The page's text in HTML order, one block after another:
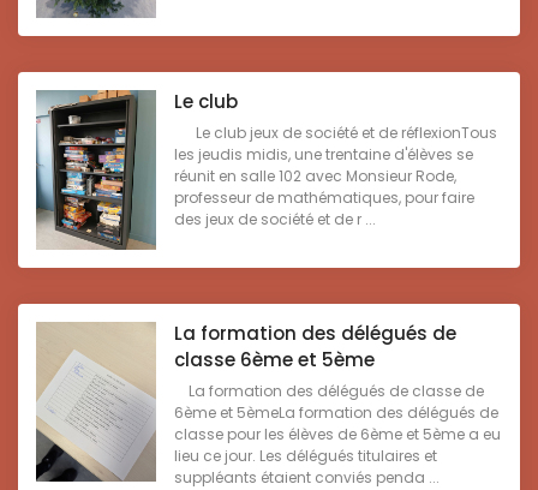
Le club
Le club jeux de société et de réflexionTous
les jeudis midis, une trentaine d'élèves se
réunit en salle 102 avec Monsieur Rode,
professeur de mathématiques, pour faire
des jeux de société et de r ...
La formation des délégués de
classe 6ème et 5ème
La formation des délégués de classe de
6ème et 5èmeLa formation des délégués de
classe pour les élèves de 6ème et 5ème a eu
lieu ce jour. Les délégués titulaires et
suppléants étaient conviés penda ...